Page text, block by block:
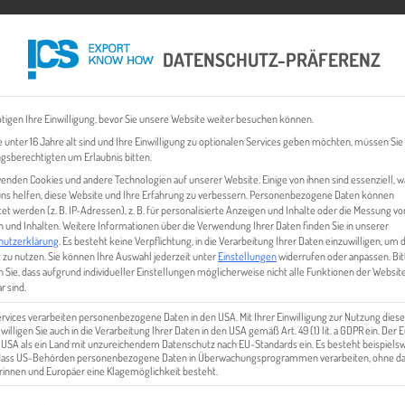
EXPORT BUSINESS PLÄNE EVENTS & NEWS INHALT
| EXPORT-ACADEMY
DATENSCHUTZ-PRÄFERENZ
Ihre Einwilligung, bevor Sie unsere Website weiter besuchen können.
unter 16 Jahre alt sind und Ihre Einwilligung zu optionalen Services geben möchten, müssen
um Erlaubnis bitten.
Cookies und andere Technologien auf unserer Website. Einige von ihnen sind essenziell,
helfen, diese Website und Ihre Erfahrung zu verbessern. Personenbezogene Daten können
werden (z. B. IP-Adressen), z. B. für personalisierte Anzeigen und Inhalte oder die Messung
und Inhalten. Weitere Informationen über die Verwendung Ihrer Daten finden Sie in unserer
Es besteht keine Verpflichtung, in die Verarbeitung Ihrer Daten einzuwilligen, um
nutzen. Sie können Ihre Auswahl jederzeit unterEinstellungenwiderrufen oder anpassen.
Sie, dass aufgrund individueller Einstellungen möglicherweise nicht alle Funktionen der Website
sind.
verarbeiten personenbezogene Daten in den USA. Mit Ihrer Einwilligung zur Nutzung
Sie auch in die Verarbeitung Ihrer Daten in den USA gemäß Art. 49 (1) lit. a GDPR ein. Der
als ein Land mit unzureichendem Datenschutz nach EU-Standards ein. Es besteht
US-Behörden personenbezogene Daten in Überwachungsprogrammen verarbeiten, ohne
und Europäer eine Klagemöglichkeit besteht.